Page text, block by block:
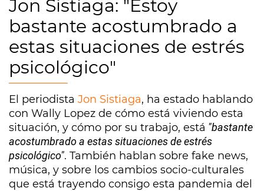
Jon Sistiaga: "Estoy
bastante acostumbrado a
estas situaciones de estrés
psicológico"
El periodista Jon Sistiaga, ha estado hablando
con Wally Lopez de cómo está viviendo esta
situación, y cómo por su trabajo, está "bastante
acostumbrado a estas situaciones de estrés
psicológico". También hablan sobre fake news,
música, y sobre los cambios socio-culturales
que está trayendo consigo esta pandemia del